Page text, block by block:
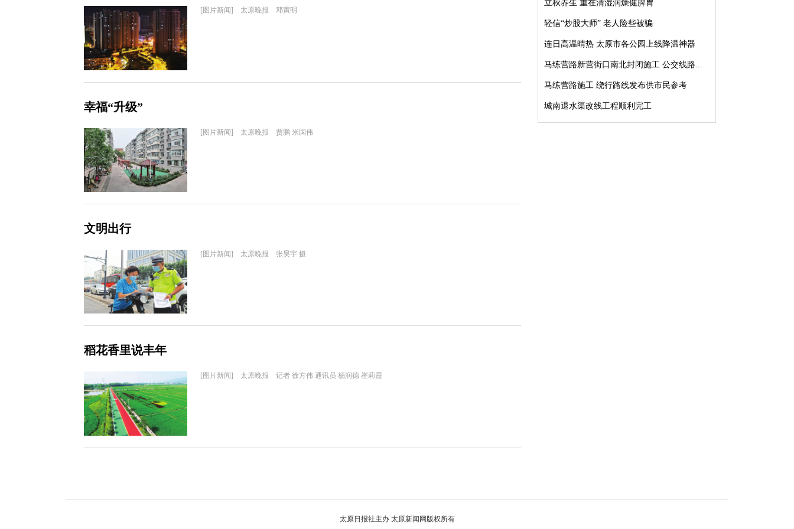
[图片新闻] 太原晚报 邓寅明
幸福“升级”
[图片新闻] 太原晚报 贾鹏 米国伟
文明出行
[图片新闻] 太原晚报 张昊宇 摄
稻花香里说丰年
[图片新闻] 太原晚报 记者 徐方伟 通讯员 杨润德 崔莉霞
立秋养生 重在清湿润燥健脾胃
轻信“炒股大师” 老人险些被骗
连日高温晴热 太原市各公园上线降温神器
马练营路新营街口南北封闭施工 公交线路...
马练营路施工 绕行路线发布供市民参考
城南退水渠改线工程顺利完工
太原日报社主办 太原新闻网版权所有